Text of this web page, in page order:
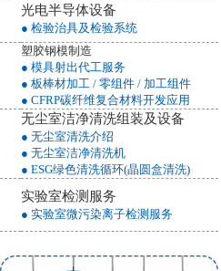
光电半导体设备
● 检验治具及检验系统
塑胶钢模制造
● 模具射出代工服务
● 板棒材加工 / 零组件 / 加工组件
● CFRP碳纤维复合材料开发应用
无尘室洁净清洗组装及设备
● 无尘室清洗介绍
● 无尘室洁净清洗机
● ESG绿色清洗循环(晶圆盒清洗)
实验室检测服务
● 实验室微污染离子检测服务